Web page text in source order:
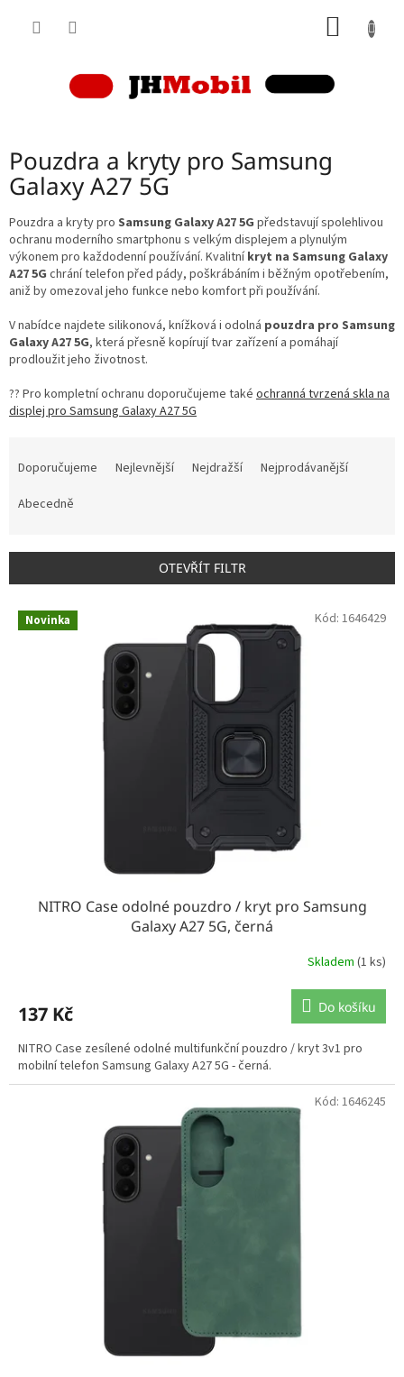
Pouzdra a kryty pro Samsung
Galaxy A27 5G
Pouzdra a kryty pro Samsung Galaxy A27 5G představují spolehlivou
ochranu moderního smartphonu s velkým displejem a plynulým
výkonem pro každodenní používání. Kvalitníkryt na Samsung Galaxy
A27 5G chrání telefon před pády, poškrábáním i běžným opotřebením,
aniž by omezoval jeho funkce nebo komfort při používání.
V nabídce najdete silikonová, knížková i odolná pouzdra pro Samsung
Galaxy A27 5G, která přesně kopírují tvar zařízení a pomáhají
prodloužit jeho životnost.
?? Pro kompletní ochranu doporučujeme také ochranná tvrzená skla na
displej pro Samsung Galaxy A27 5G
r
o
d
Doporučujeme Nejlevnější Nejdražší
Nejprodávanější
Abecedně
OTEVŘÍT FILTR
V Novinka
NITRO Case odolné pouzdro / kryt pro Samsung
Galaxy A27 5G, černá
Skladem (1 ks)
137 Kč Do košíku
NITRO Case zesílené odolné multifunkční pouzdro / kryt 3v1 pro
mobilní telefon Samsung Galaxy A27 5G - černá.
Kód: 1646429
Kód: 1646245